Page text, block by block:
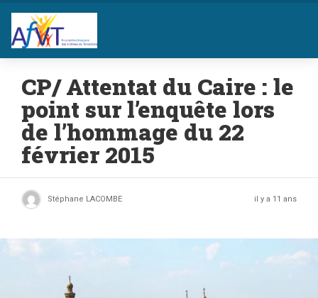
CP/ Attentat du Caire : le
point sur l’enquête lors
de l’hommage du 22
février 2015
Stéphane LACOMBE il y a 11 ans